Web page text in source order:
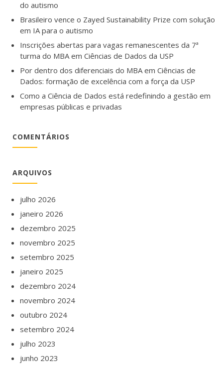
do autismo
Brasileiro vence o Zayed Sustainability Prize com solução
em IA para o autismo
Inscrições abertas para vagas remanescentes da 7ª
turma do MBA em Ciências de Dados da USP
Por dentro dos diferenciais do MBA em Ciências de
Dados: formação de excelência com a força da USP
Como a Ciência de Dados está redefinindo a gestão em
empresas públicas e privadas
COMENTÁRIOS
ARQUIVOS
julho 2026
janeiro 2026
dezembro 2025
novembro 2025
setembro 2025
janeiro 2025
dezembro 2024
novembro 2024
outubro 2024
setembro 2024
julho 2023
junho 2023